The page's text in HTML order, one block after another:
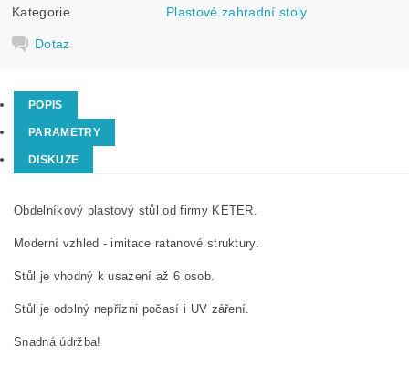
Kategorie Plastové zahradní stoly
Dotaz
POPIS
PARAMETRY
DISKUZE
Obdelníkový plastový stůl od firmy KETER.
Moderní vzhled - imitace ratanové struktury.
Stůl je vhodný k usazení až 6 osob.
Stůl je odolný nepřízni počasí i UV záření.
Snadná údržba!